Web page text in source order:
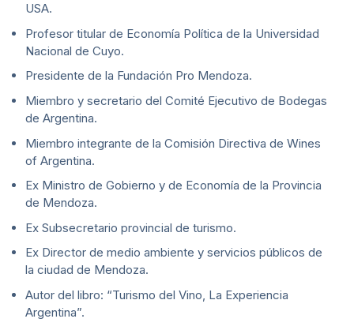
USA.
Profesor titular de Economía Política de la Universidad
Nacional de Cuyo.
Presidente de la Fundación Pro Mendoza.
Miembro y secretario del Comité Ejecutivo de Bodegas
de Argentina.
Miembro integrante de la Comisión Directiva de Wines
of Argentina.
Ex Ministro de Gobierno y de Economía de la Provincia
de Mendoza.
Ex Subsecretario provincial de turismo.
Ex Director de medio ambiente y servicios públicos de
la ciudad de Mendoza.
Autor del libro: “Turismo del Vino, La Experiencia
Argentina”.